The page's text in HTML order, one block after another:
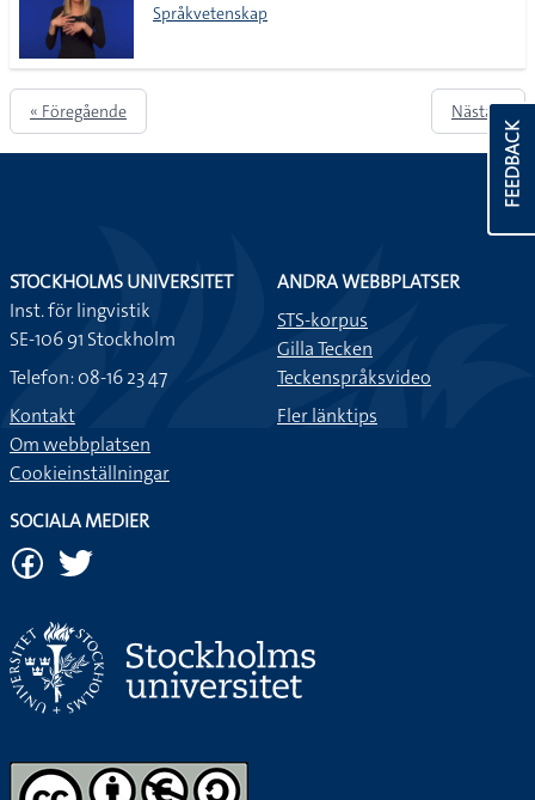
Språkvetenskap
« Föregående Nästa »
FEEDBACK
STOCKHOLMS UNIVERSITET
Inst. för lingvistik
SE-106 91 Stockholm
Telefon: 08-16 23 47
Kontakt
Om webbplatsen
Cookieinställningar
ANDRA WEBBPLATSER
STS-korpus
Gilla Tecken
Teckenspråksvideo
Fler länktips
SOCIALA MEDIER